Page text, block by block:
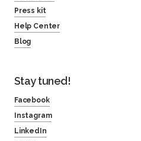
Press kit
Help Center
Blog
Stay tuned!
Facebook
Instagram
LinkedIn